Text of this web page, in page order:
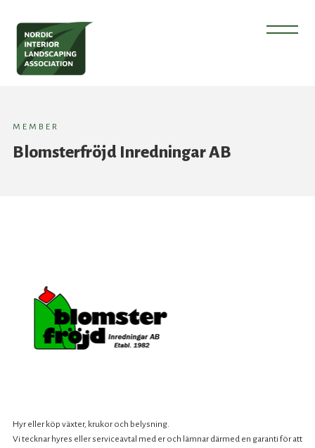
MEMBER
Blomsterfröjd Inredningar AB
Hyr eller köp växter, krukor och belysning.
Vi tecknar hyres eller serviceavtal med er och lämnar därmed en garanti för att